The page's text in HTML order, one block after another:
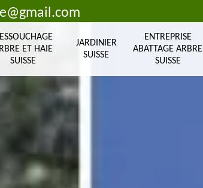
ET HAIE
SUISSE
JARDINIER
SUISSE
ENTREPRISE
ABATTAGE ARBRE
SUISSE